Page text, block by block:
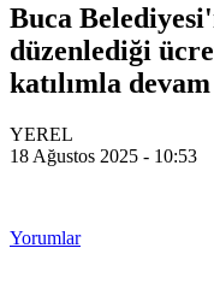
Buca
düzenlediği
katılımla
YEREL
18 Ağustos 2025 - 10:53
Yorumlar